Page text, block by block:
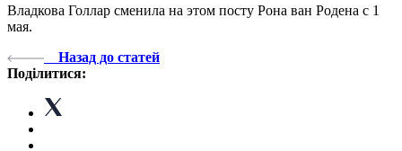
Владкова Голлар сменила на этом посту Рона ван Родена с 1
мая.
Назад до статей
Поділитися: